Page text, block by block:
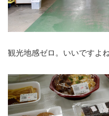
観光地感ゼロ。いいですよね